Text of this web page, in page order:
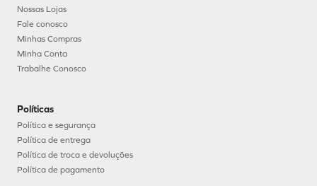
Nossas Lojas
Fale conosco
Minhas Compras
Minha Conta
Trabalhe Conosco
Políticas
Política e segurança
Política de entrega
Política de troca e devoluções
Política de pagamento